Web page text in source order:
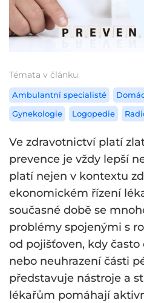
Témata v článku
Ambulantní specialisté
Gynekologie
Logopedie
Ve zdravotnictví platí
prevence je vždy lepší
platí nejen v kontextu
ekonomickém řízení
současné době se
problémy spojenými s
od pojišťoven, kdy
nebo neuhrazení části
představuje nástroje a
lékařům pomáhají